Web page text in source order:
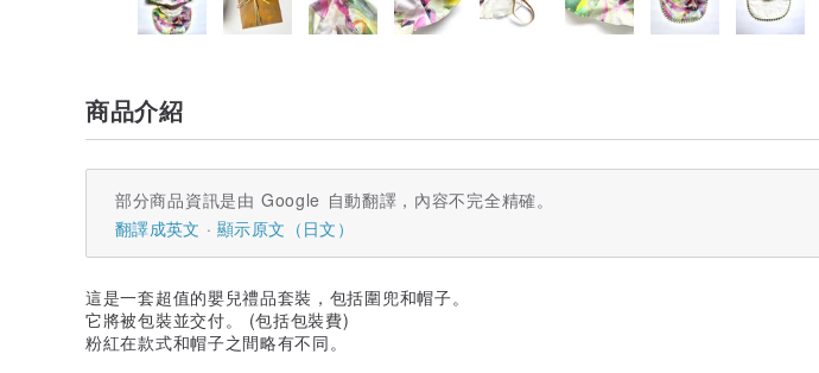
商品介紹
部分商品資訊是由 Google 自動翻譯，內容不完全精確。
翻譯成英文
顯示原文（日文）
這是一套超值的嬰兒禮品套裝，包括圍兜和帽子。
它將被包裝並交付。 (包括包裝費)
粉紅在款式和帽子之間略有不同。